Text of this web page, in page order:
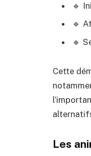
🔹
🔹
🔹
Cette
Les